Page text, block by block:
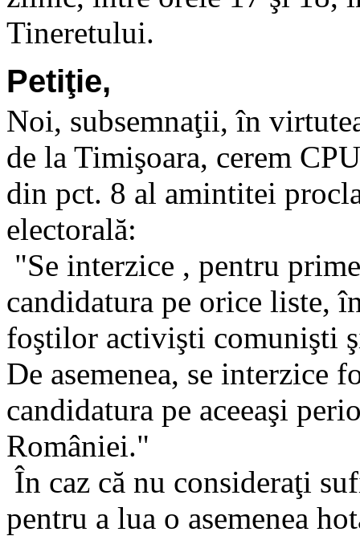
Tineretului.
Petiţie,
Noi, subsemnaţii, în
de la Timişoara, cerem
din pct. 8 al amintitei
electorală:
"Se interzice , pentru
candidatura pe orice liste,
foştilor activişti comunişti
De asemenea, se interzice
candidatura pe aceeaşi
României."
În caz că nu consideraţi
pentru a lua o asemenea